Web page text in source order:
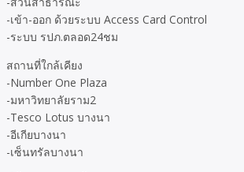
-เข้า-ออก ด้วยระบบ Access Card Control
-ระบบ รปภ.ตลอด24ชม
สถานที่ใกล้เคียง
-Number One Plaza
-มหาวิทยาลัยราม2
-Tesco Lotus บางนา
-อีเกียบางนา
-เซ็นทรัลบางนา